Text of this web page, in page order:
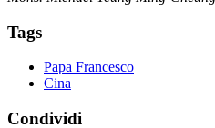
Tags
Papa Francesco
Cina
Condividi